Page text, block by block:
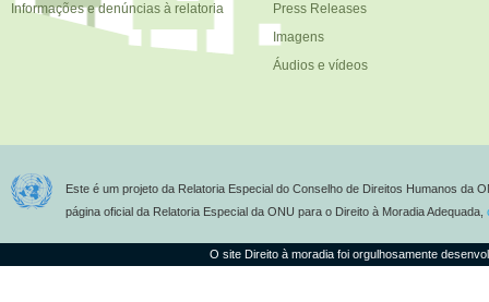
Informações e denúncias à relatoria
Press Releases
Imagens
Áudios e vídeos
Este é um projeto da Relatoria Especial do Conselho de Direitos Humanos da
página oficial da Relatoria Especial da ONU para o Direito à Moradia Adequada,
O site Direito à moradia foi orgulhosamente